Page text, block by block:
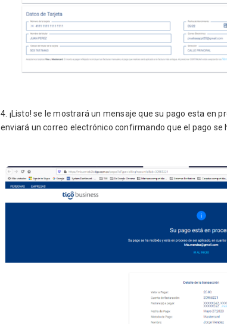
4. ¡Listo! se le mostrará un mensaje que su pago esta en
enviará un correo electrónico confirmando que el pago se